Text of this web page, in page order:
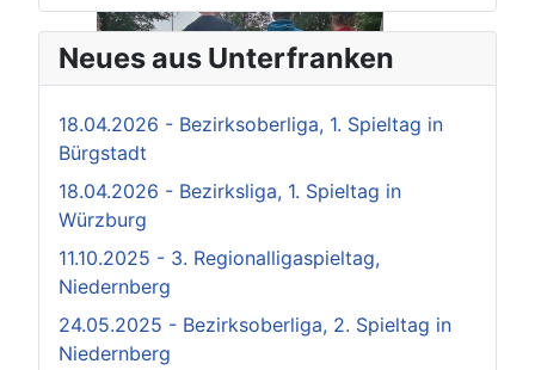
Neues aus Unterfranken
18.04.2026 - Bezirksoberliga, 1. Spieltag in
Bürgstadt
18.04.2026 - Bezirksliga, 1. Spieltag in
Würzburg
11.10.2025 - 3. Regionalligaspieltag,
Niedernberg
24.05.2025 - Bezirksoberliga, 2. Spieltag in
Niedernberg